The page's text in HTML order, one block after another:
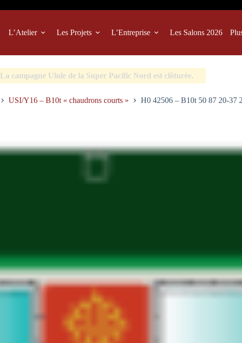
L’Atelier Les Projets L’Entreprise Les Salons 2026
La campagne Ulule de la Super Pacific Nord est clôturée.
USI/Y16 – B10t « chaudrons courts » H0 42506 – B10t 50 87 20-37